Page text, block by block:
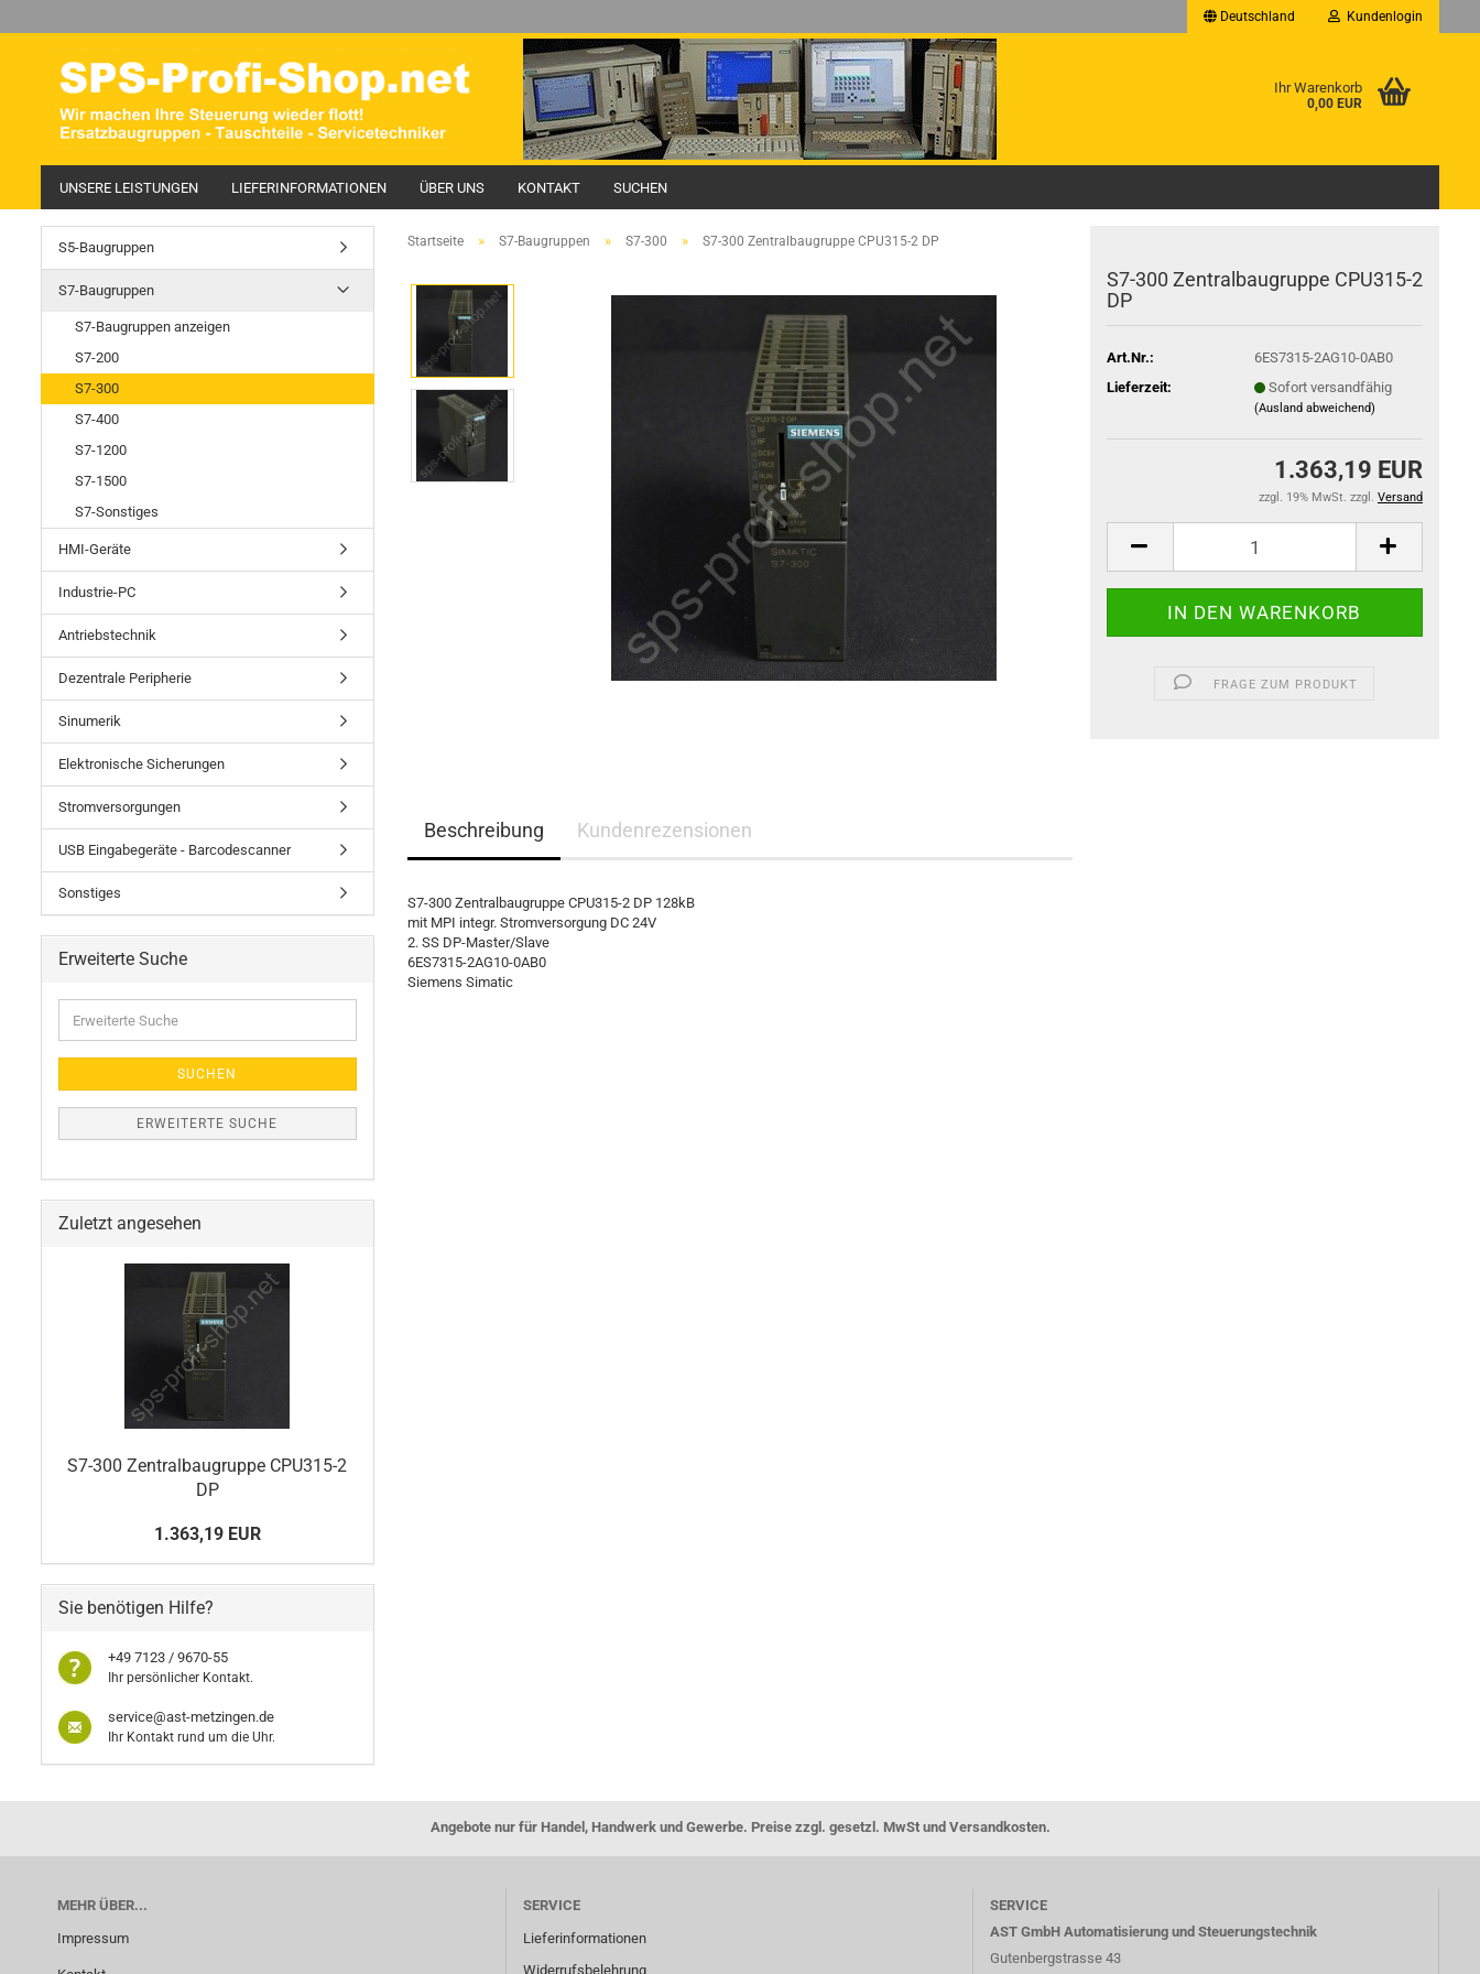
Deutschland Kundenlogin
Ihr Warenkorb
0,00 EUR
UNSERE LEISTUNGEN LIEFERINFORMATIONEN ÜBER UNS KONTAKT SUCHEN
Startseite » S7-Baugruppen » S7-300 » S7-300 Zentralbaugruppe CPU315-2 DP
S7-300 Zentralbaugruppe CPU315-2
DP
Art.Nr.:
6ES7315-2AG10-0AB0
Lieferzeit:
Sofort versandfähig
(Ausland abweichend)
1.363,19 EUR
zzgl. 19% MwSt. zzgl. Versand
FRAGE ZUM PRODUKT
Beschreibung Kundenrezensionen
S7-300 Zentralbaugruppe CPU315-2 DP 128kB
mit MPI integr. Stromversorgung DC 24V
2. SS DP-Master/Slave
6ES7315-2AG10-0AB0
Siemens Simatic
S5-Baugruppen
S7-Baugruppen
S7-Baugruppen anzeigen
S7-200
S7-300
S7-400
S7-1200
S7-1500
S7-Sonstiges
HMI-Geräte
Industrie-PC
Antriebstechnik
Dezentrale Peripherie
Sinumerik
Elektronische Sicherungen
Stromversorgungen
USB Eingabegeräte - Barcodescanner
Sonstiges
Erweiterte Suche
Suche
SUCHEN
ERWEITERTE SUCHE
Zuletzt angesehen
S7-300 Zentralbaugruppe CPU315-2
DP
1.363,19 EUR
Sie benötigen Hilfe?
+49 7123 / 9670-55
Ihr persönlicher Kontakt.
service@ast-metzingen.de
Ihr Kontakt rund um die Uhr.
Angebote nur für Handel, Handwerk und Gewerbe. Preise zzgl. gesetzl. MwSt und Versandkosten.
MEHR ÜBER...
Impressum
SERVICE
Lieferinformationen
Widerrufsbelehrung
SERVICE
AST GmbH Automatisierung und Steuerungstechnik
Gutenbergstrasse 43